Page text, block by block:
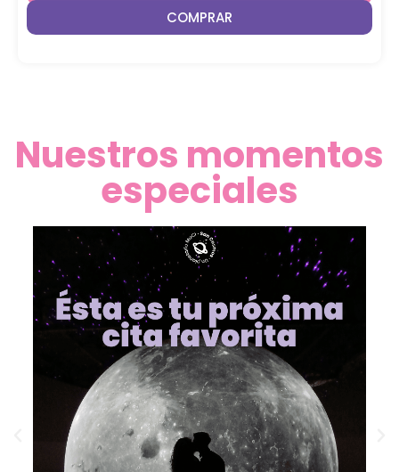
COMPRAR
Nuestros momentos
especiales